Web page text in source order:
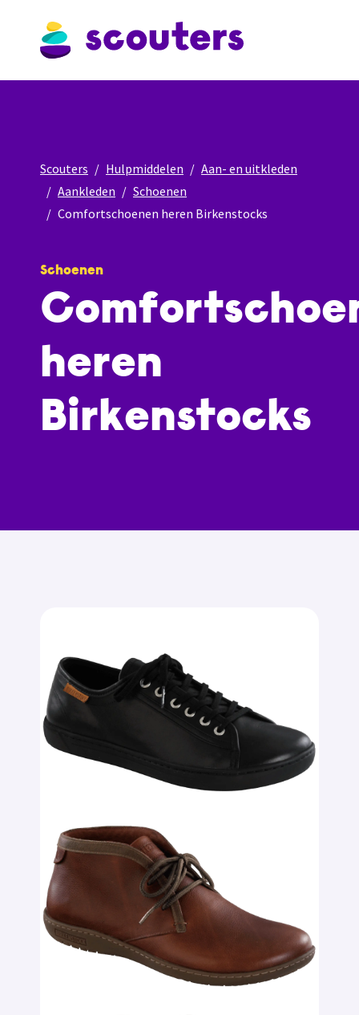
Scouters Hulpmiddelen
Aan- en uitkleden
Aankleden
Schoenen
Comfortschoenen heren Birkenstocks
Schoenen
heren
Birkenstocks